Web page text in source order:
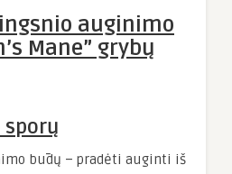
auginimo
Mane” grybų
būdų – pradėti auginti iš